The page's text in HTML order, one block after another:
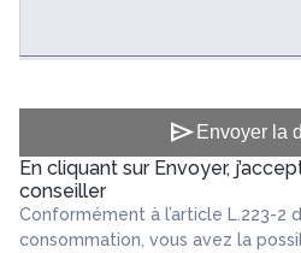
send Envoyer la
En cliquant sur Envoyer,
conseiller
Conformément à l’article L.223-2
consommation, vous avez la